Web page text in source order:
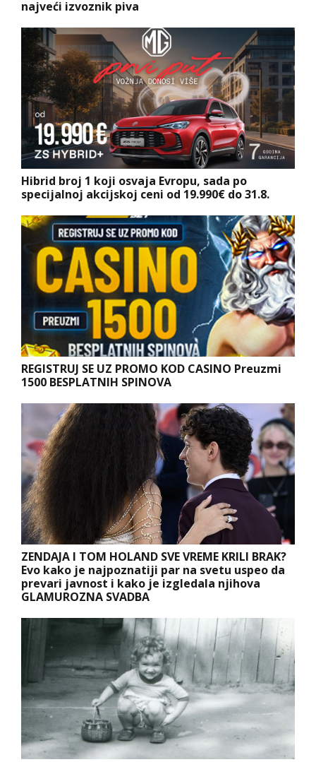
najveći izvoznik piva
Hibrid broj 1 koji osvaja Evropu, sada po
specijalnoj akcijskoj ceni od 19.990€ do 31.8.
REGISTRUJ SE UZ PROMO KOD CASINO Preuzmi
1500 BESPLATNIH SPINOVA
ZENDAJA I TOM HOLAND SVE VREME KRILI BRAK?
Evo kako je najpoznatiji par na svetu uspeo da
prevari javnost i kako je izgledala njihova
GLAMUROZNA SVADBA